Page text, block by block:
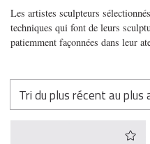
Les artistes sculpteurs
techniques qui font de leurs
patiemment façonnées dans leur